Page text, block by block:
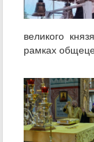
великого
рамках